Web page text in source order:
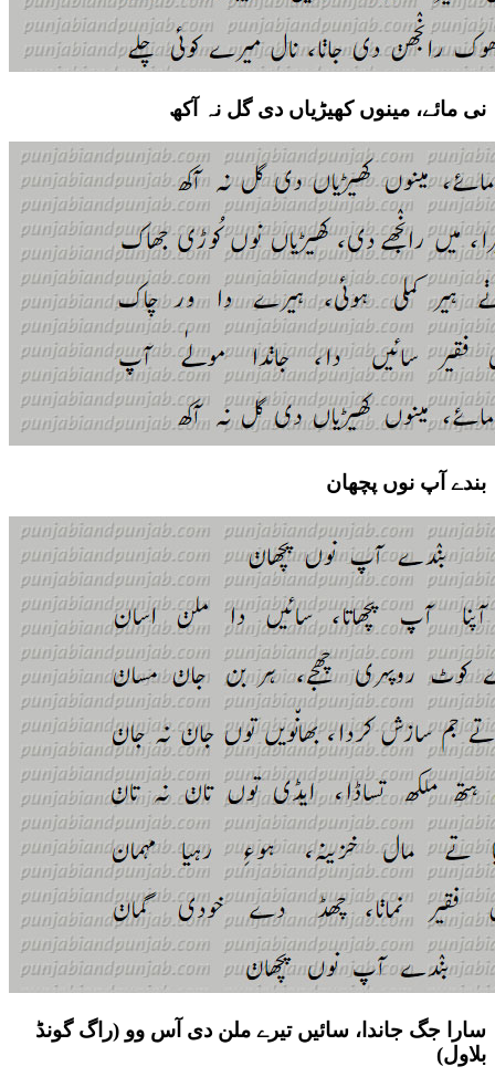
نی مائے، مینوں کھیڑیاں دی گل نہ آکھ
بندے آپ نوں پچھان
سارا جگ جاندا، سائیں تیرے ملن دی آس وو (راگ گونڈ
بلاول)